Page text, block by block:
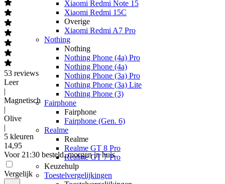
Xiaomi Redmi Note 15
Xiaomi Redmi 15C
Overige
Xiaomi Redmi A7 Pro
Nothing
Nothing
Nothing Phone (4a) Pro
Nothing Phone (4a)
Nothing Phone (3a) Pro
Nothing Phone (3a) Lite
Nothing Phone (3)
Fairphone
Fairphone
Fairphone (Gen. 6)
Realme
Realme
Realme GT 8 Pro
Realme GT 7 Pro
Keuzehulp
Toestelvergelijkingen
53 reviews
Leer
|
Magnetisch
|
Olive
|
5 kleuren
14,95
Voor 21:30 besteld, morgen in huis
Vergelijk